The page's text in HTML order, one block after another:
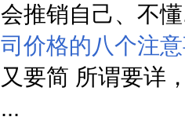
推销自己、不
价格的八个注
要简 所谓要详